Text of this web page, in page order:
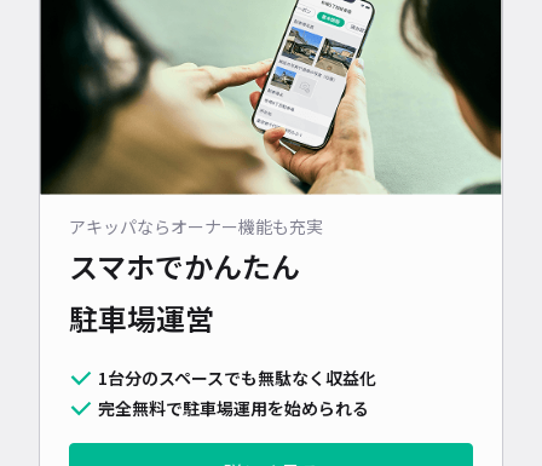
アキッパならオーナー機能も充実
スマホでかんたん
駐車場運営
1台分のスペースでも無駄なく収益化
完全無料で駐車場運用を始められる